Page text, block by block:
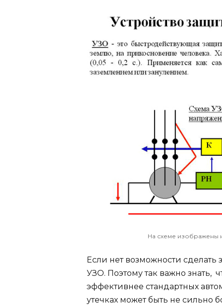
На схеме изображены
Если нет возможности
УЗО. Поэтому так важно знать,
эффективнее стандартных
утечках может быть не сильно